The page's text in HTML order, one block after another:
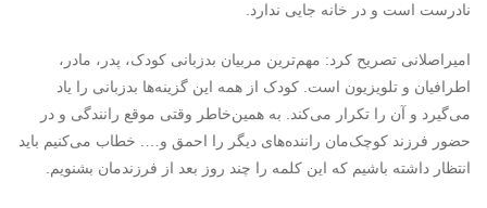
نادرست است و در خانه جایی ندارد.
امیراصلانی تصریح کرد: مهم‌ترین مربیان بدزبانی کودک، پدر، مادر،
اطرافیان و تلویزیون است. کودک از همه این گزینه‌ها بدزبانی را یاد
می‌گیرد و آن را تکرار می‌کند. به همین‌خاطر وقتی موقع رانندگی و در
حضور فرزند کوچک‌مان راننده‌های دیگر را احمق و…. خطاب می‌کنیم باید
انتظار داشته باشیم که این کلمه را چند روز بعد از فرزندمان بشنویم.